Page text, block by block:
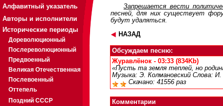
Алфавитный указатель
Авторы и исполнители
Исторические периоды
Дореволюционный
Послереволюционный
Предвоенный
Великая Отечественная
Послевоенный
Оттепель
Поздний СССР
Запрещается вести
песней, для них существует
будут удаляться.
НАЗАД
Обсуждаем песню:
Журавлёнок - 03:33 (834Kb)
«Пусть та земля теплей, но
Музыка: Э. Колмановский Слова:
Скачано: 41556 раз
Комментарии